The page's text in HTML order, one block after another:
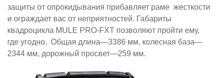
защиты от опрокидывания прибавляет раме жесткости
и ограждает вас от неприятностей. Габариты
квадроцикла MULE PRO-FXT позволяют пройти ему,
где угодно. Общая длина—3386 мм, колесная база—
2344 мм, дорожный просвет—259 мм.